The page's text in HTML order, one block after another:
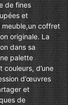
de fines
et
meuble,un coffret
originale. La
dans sa
palette
couleurs, d’une
d’œuvres
et
de